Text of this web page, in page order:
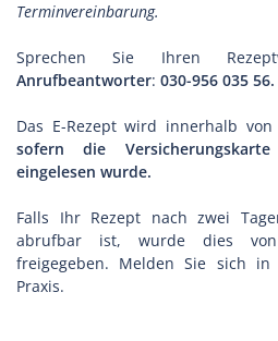
Terminvereinbarung.
Sprechen Sie Ihren
Anrufbeantworter: 030-956 035 56.
Das E-Rezept wird innerhalb
sofern die
eingelesen wurde.
Falls Ihr Rezept nach zwei
abrufbar ist, wurde dies
freigegeben. Melden Sie sich
Praxis.